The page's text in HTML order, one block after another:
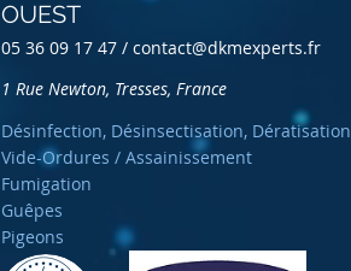
OUEST
05 36 09 17 47 / contact@dkmexperts.fr
1 Rue Newton, Tresses, France
Désinfection, Désinsectisation, Dératisation
Vide-Ordures / Assainissement
Fumigation
Guêpes
Pigeons